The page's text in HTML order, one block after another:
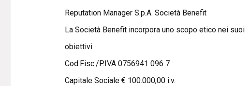
Reputation Manager S.p.A. Società Benefit
La Società Benefit incorpora uno scopo etico nei suoi
obiettivi
Cod.Fisc./P.IVA 0756941 096 7
Capitale Sociale € 100.000,00 i.v.